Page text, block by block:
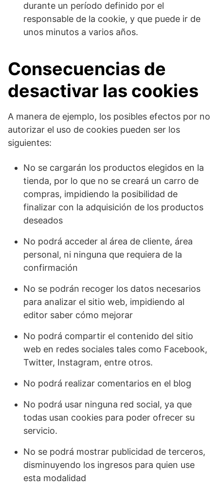
durante un período definido por el
responsable de la cookie, y que puede ir de
unos minutos a varios años.
Consecuencias de
desactivar las cookies
A manera de ejemplo, los posibles efectos por no
autorizar el uso de cookies pueden ser los
siguientes:
No se cargarán los productos elegidos en la
tienda, por lo que no se creará un carro de
compras, impidiendo la posibilidad de
finalizar con la adquisición de los productos
deseados
No podrá acceder al área de cliente, área
personal, ni ninguna que requiera de la
confirmación
No se podrán recoger los datos necesarios
para analizar el sitio web, impidiendo al
editor saber cómo mejorar
No podrá compartir el contenido del sitio
web en redes sociales tales como Facebook,
Twitter, Instagram, entre otros.
No podrá realizar comentarios en el blog
No podrá usar ninguna red social, ya que
todas usan cookies para poder ofrecer su
servicio.
No se podrá mostrar publicidad de terceros,
disminuyendo los ingresos para quien use
esta modalidad